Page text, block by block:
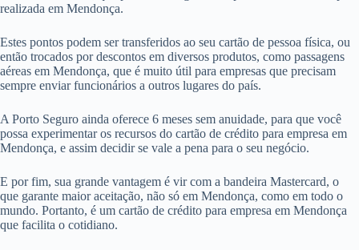
realizada em Mendonça.
Estes pontos podem ser transferidos ao seu cartão de pessoa física, ou
então trocados por descontos em diversos produtos, como passagens
aéreas em Mendonça, que é muito útil para empresas que precisam
sempre enviar funcionários a outros lugares do país.
A Porto Seguro ainda oferece 6 meses sem anuidade, para que você
possa experimentar os recursos do cartão de crédito para empresa em
Mendonça, e assim decidir se vale a pena para o seu negócio.
E por fim, sua grande vantagem é vir com a bandeira Mastercard, o
que garante maior aceitação, não só em Mendonça, como em todo o
mundo. Portanto, é um cartão de crédito para empresa em Mendonça
que facilita o cotidiano.